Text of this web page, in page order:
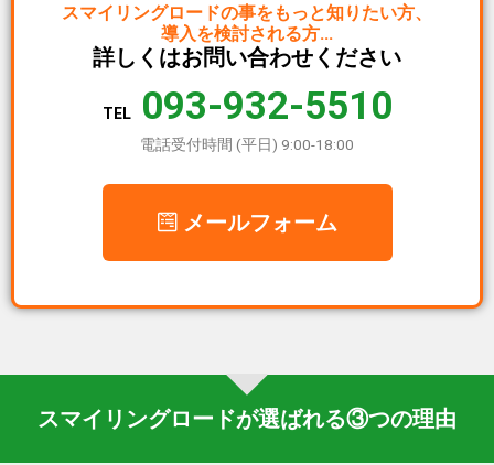
スマイリングロードの事をもっと知りたい方、
導入を検討される方…
詳しくはお問い合わせください
TEL093-932-5510
電話受付時間 (平日) 9:00-18:00
メールフォーム
スマイリングロードが選ばれる③つの理由